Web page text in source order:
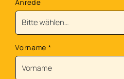
Anrede
Vorname *